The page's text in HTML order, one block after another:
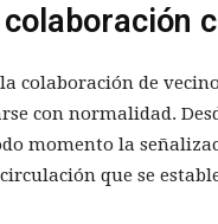
colaboración de
con normalidad.
momento la
que se